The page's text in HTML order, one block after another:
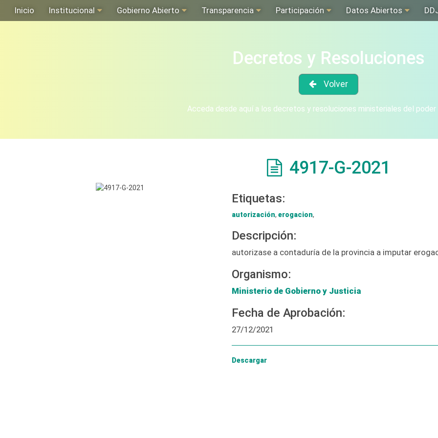
Inicio Institucional Gobierno Abierto Transparencia Participación Datos Abiertos
Decretos y Resoluciones
Volver
Acceda desde aquí a los decretos y resoluciones ministeriales del
4917-G-2021
Etiquetas:
autorización, erogacion,
Descripción:
autorizase a contaduría de la provincia a imputar
Organismo:
Ministerio de Gobierno y Justicia
Fecha de Aprobación:
27/12/2021
Descargar